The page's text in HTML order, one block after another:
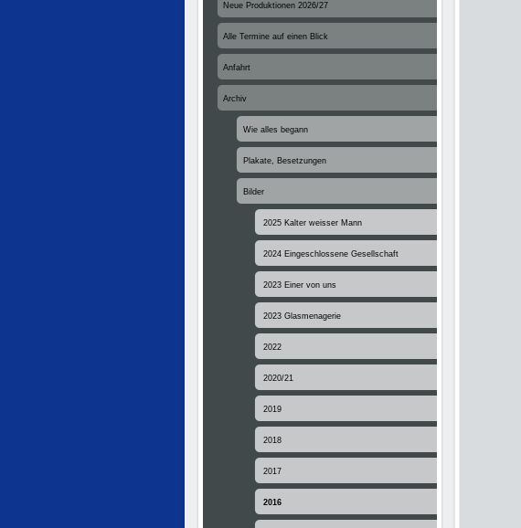
Neue Produktionen 2026/27
Alle Termine auf einen Blick
Anfahrt
Archiv
Wie alles begann
Plakate, Besetzungen
Bilder
2025 Kalter weisser Mann
2024 Eingeschlossene Gesellschaft
2023 Einer von uns
2023 Glasmenagerie
2022
2020/21
2019
2018
2017
2016